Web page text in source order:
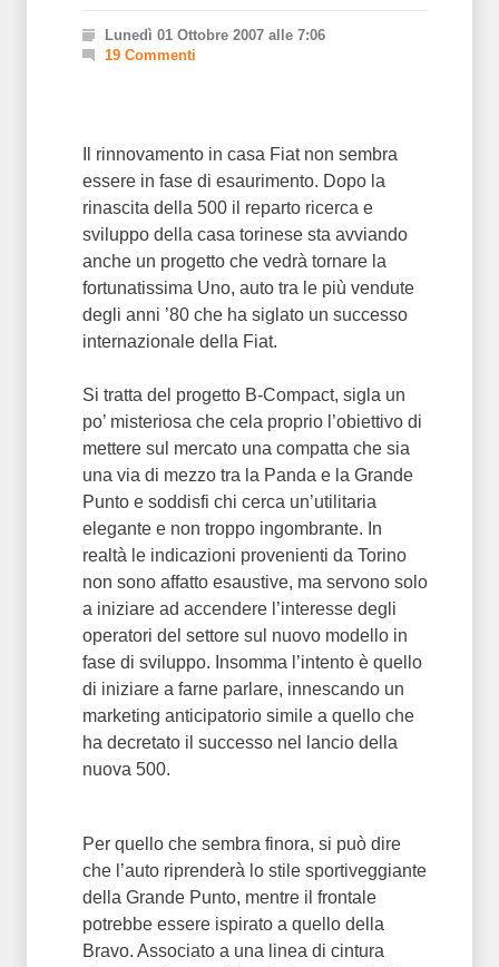
Lunedì 01 Ottobre 2007 alle 7:06
19 Commenti
Il rinnovamento in casa Fiat non sembra
essere in fase di esaurimento. Dopo la
rinascita della 500 il reparto ricerca e
sviluppo della casa torinese sta avviando
anche un progetto che vedrà tornare la
fortunatissima Uno, auto tra le più vendute
degli anni ’80 che ha siglato un successo
internazionale della Fiat.
Si tratta del progetto B-Compact, sigla un
po’ misteriosa che cela proprio l’obiettivo di
mettere sul mercato una compatta che sia
una via di mezzo tra la Panda e la Grande
Punto e soddisfi chi cerca un’utilitaria
elegante e non troppo ingombrante. In
realtà le indicazioni provenienti da Torino
non sono affatto esaustive, ma servono solo
a iniziare ad accendere l’interesse degli
operatori del settore sul nuovo modello in
fase di sviluppo. Insomma l’intento è quello
di iniziare a farne parlare, innescando un
marketing anticipatorio simile a quello che
ha decretato il successo nel lancio della
nuova 500.
Per quello che sembra finora, si può dire
che l’auto riprenderà lo stile sportiveggiante
della Grande Punto, mentre il frontale
potrebbe essere ispirato a quello della
Bravo. Associato a una linea di cintura